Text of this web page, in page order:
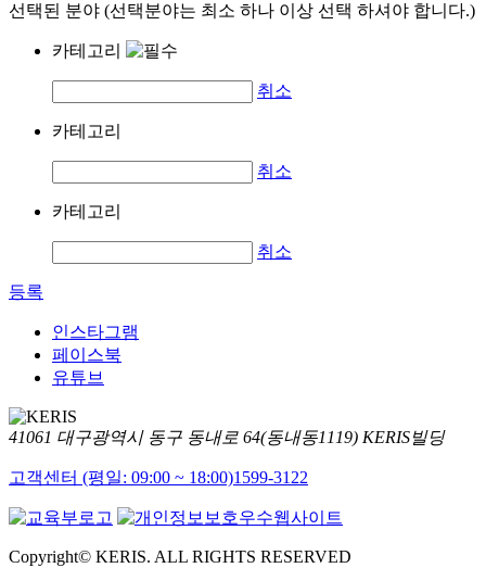
선택된 분야 (선택분야는 최소 하나 이상 선택 하셔야 합니다.)
카테고리
취소
카테고리
취소
카테고리
취소
등록
인스타그램
페이스북
유튜브
41061 대구광역시 동구 동내로 64(동내동1119) KERIS빌딩
고객센터 (평일: 09:00 ~ 18:00)1599-3122
Copyright© KERIS. ALL RIGHTS RESERVED